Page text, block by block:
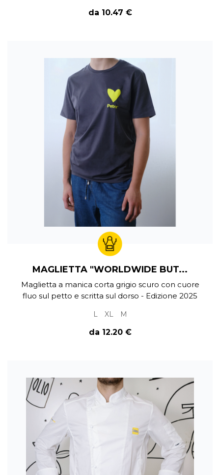
da 10.47 €
MAGLIETTA "WORLDWIDE BUT...
Maglietta a manica corta grigio scuro con cuore
fluo sul petto e scritta sul dorso - Edizione 2025
L XL M
da 12.20 €